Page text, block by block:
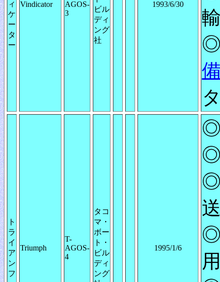
ィ
ケ
ー
タ
ー
Vindicator
AGOS-
3
ビル
ディ
ング
社
1993/6/30
ト
ラ
イ
ア
ン
フ
Triumph
T-
AGOS-
4
タコ
マ・
ボー
ト・
ビル
ディ
ング
1995/1/6